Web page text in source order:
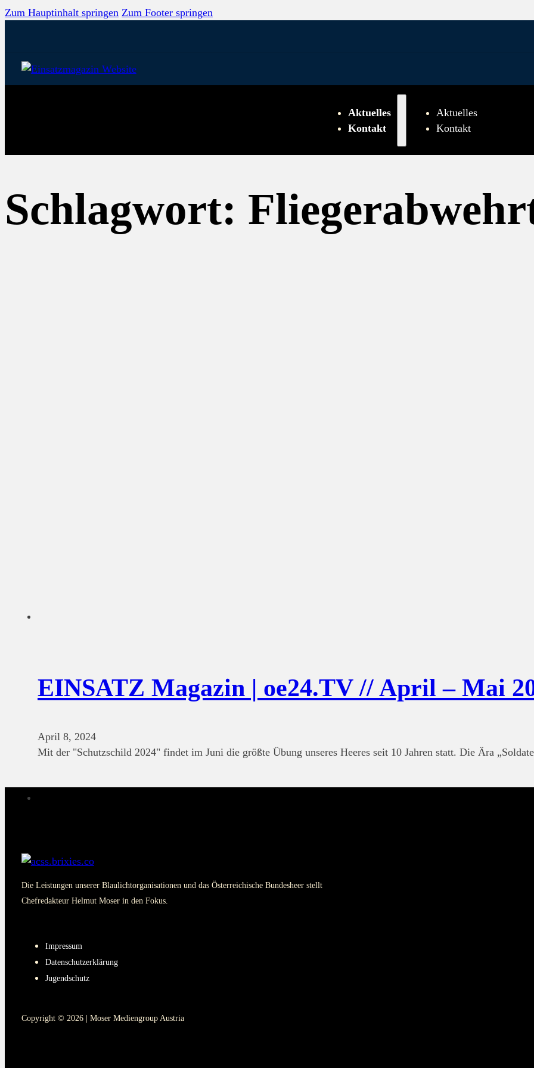
Zum Hauptinhalt springen Zum Footer springen
Aktuelles
Kontakt
Aktuelles
Kontakt
Schlagwort:
EINSATZ Magazin | oe24.TV // April – Mai
April 8, 2024
Mit der "Schutzschild 2024" findet im Juni die größte Übung unseres Heeres seit 10 Jahren statt. Die Ära
Die Leistungen unserer Blaulichtorganisationen und das Österreichische Bundesheer stellt
Chefredakteur Helmut Moser in den Fokus.
Impressum
Datenschutzerklärung
Jugendschutz
Copyright © 2026 | Moser Mediengroup Austria